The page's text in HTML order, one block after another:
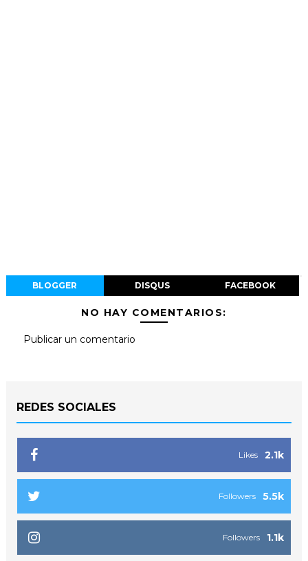
BLOGGER DISQUS FACEBOOK
NO HAY COMENTARIOS:
Publicar un comentario
REDES SOCIALES
2.1k
Likes
5.5k
Followers
1.1k
Followers